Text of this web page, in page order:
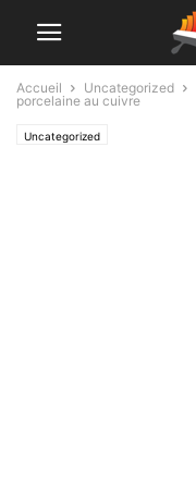
Accueil Uncategorized
porcelaine au cuivre
Uncategorized